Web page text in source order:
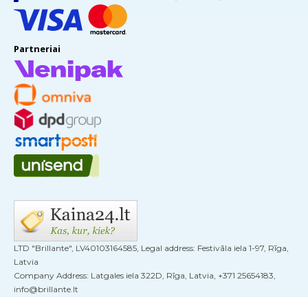
Partneriai
LTD "Brillante", LV40103164585, Legal address: Festivāla iela 1-97, Rīga,
Latvia
Company Address: Latgales iela 322D, Rīga, Latvia, +371 25654183,
info@brillante.lt